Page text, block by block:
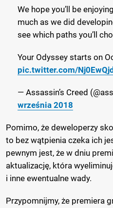
We hope you’ll be
much as we did
see which paths you’ll
Your Odyssey starts on
pic.twitter.com/
— Assassin’s Creed
września 2018
Pomimo, że deweloperzy
to bez wątpienia czeka ich
pewnym jest, że w dniu
aktualizację, która
i inne ewentualne wady.
Przypomnijmy, że premiera